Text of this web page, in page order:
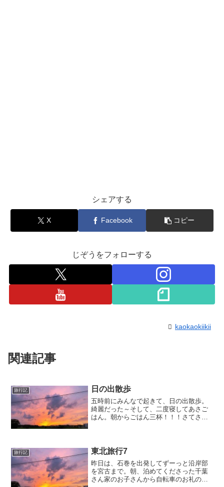
シェアする
X Facebook コピー
じぞうをフォローする
kaokaokiikii
関連記事
旅行記 日の出散歩
五時前にみんなで起きて、日の出散歩。
綺麗だった～そして、二度寝してあさご
はん。朝からごはん三杯！！！さてさ
旅行記 東北旅行7
昨日は、石巻を出発してずーっと沿岸部
を宮古まで。朝、泊めてくださった千葉
さん家のお子さんから自転車のお礼の手